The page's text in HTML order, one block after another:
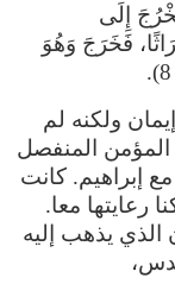
إِلَى
فَخَرَجَ وَهُوَ
ولكنه لم
المؤمن المنفصل
إبراهيم. كانت
رعايتها معا.
الذي يذهب إليه